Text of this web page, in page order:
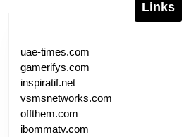
Links
uae-times.com
gamerifys.com
inspiratif.net
vsmsnetworks.com
offthem.com
ibommatv.com